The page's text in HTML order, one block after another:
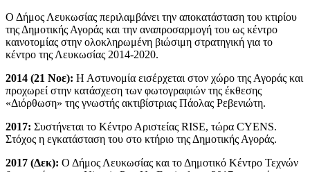
Ο Δήμος Λευκωσίας περιλαμβάνει την αποκατάσταση του κτιρίου
της Δημοτικής Αγοράς και την αναπροσαρμογή του ως κέντρο
καινοτομίας στην ολοκληρωμένη βιώσιμη στρατηγική για το
κέντρο της Λευκωσίας 2014-2020.
2014 (21 Νοε): Η Αστυνομία εισέρχεται στον χώρο της Αγοράς και
προχωρεί στην κατάσχεση των φωτογραφιών της έκθεσης
«Διόρθωση» της γνωστής ακτιβίστριας Πάολας Ρεβενιώτη.
2017: Συστήνεται το Κέντρο Αριστείας RISE, τώρα CYENS.
Στόχος η εγκατάσταση του στο κτήριο της Δημοτικής Αγοράς.
2017 (Δεκ): Ο Δήμος Λευκωσίας και το Δημοτικό Κέντρο Τεχνών